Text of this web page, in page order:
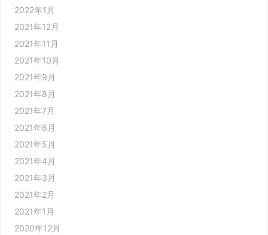
2022年1月
2021年12月
2021年11月
2021年10月
2021年9月
2021年8月
2021年7月
2021年6月
2021年5月
2021年4月
2021年3月
2021年2月
2021年1月
2020年12月